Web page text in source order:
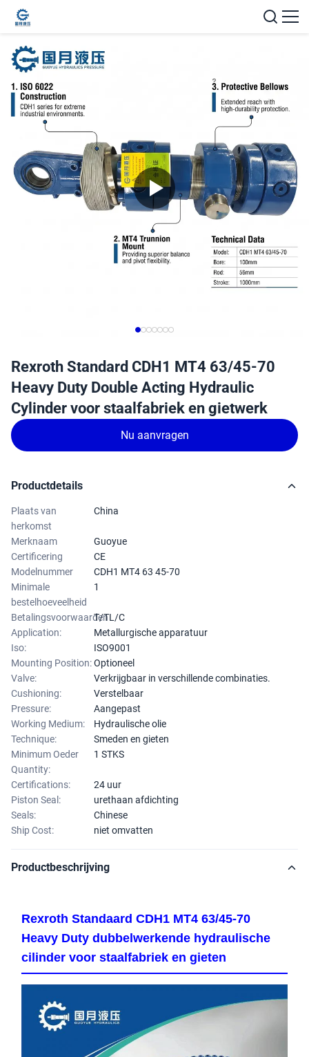
Rexroth Standard CDH1 MT4 63/45-70
Heavy Duty Double Acting Hydraulic
Cylinder voor staalfabriek en gietwerk
Nu aanvragen
Productdetails
Plaats van
herkomst
China
Merknaam
Guoyue
Certificering
CE
Modelnummer
CDH1 MT4 63 45-70
Minimale
bestelhoeveelheid
1
BetalingsvoorwaardenT/TL/C
Application:
Metallurgische apparatuur
Iso:
ISO9001
Mounting Position:Optioneel
Valve:
Verkrijgbaar in verschillende combinaties.
Cushioning:
Verstelbaar
Pressure:
Aangepast
Working Medium:
Hydraulische olie
Technique:
Smeden en gieten
Minimum Oeder
Quantity:
1 STKS
Certifications:
24 uur
Piston Seal:
urethaan afdichting
Seals:
Chinese
Ship Cost:
niet omvatten
Productbeschrijving
Rexroth Standaard CDH1 MT4 63/45-70
Heavy Duty dubbelwerkende hydraulische
cilinder voor staalfabriek en gieten